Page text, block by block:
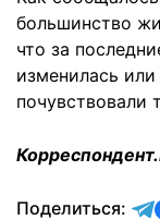
большинство
что за
изменилась
почувствовали
Поделиться: